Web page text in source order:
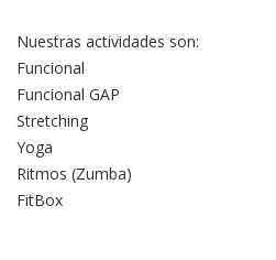
Nuestras actividades son:
Funcional
Funcional GAP
Stretching
Yoga
Ritmos (Zumba)
FitBox